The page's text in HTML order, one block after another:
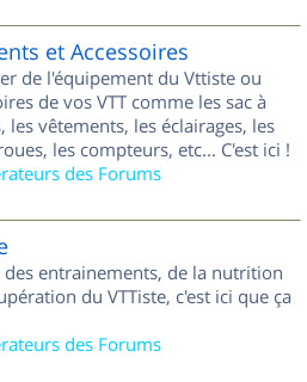
et Accessoires
de l'équipement du Vttiste ou
de vos VTT comme les sac à
les vêtements, les éclairages, les
les compteurs, etc... C'est ici !
des Forums
entrainements, de la nutrition
du VTTiste, c'est ici que ça
des Forums